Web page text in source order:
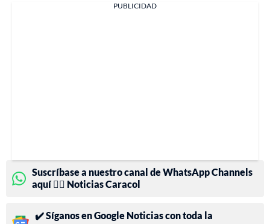
PUBLICIDAD
Suscríbase a nuestro canal de WhatsApp Channels
aquí 👉🏻 Noticias Caracol
✔️ Síganos en Google Noticias con toda la